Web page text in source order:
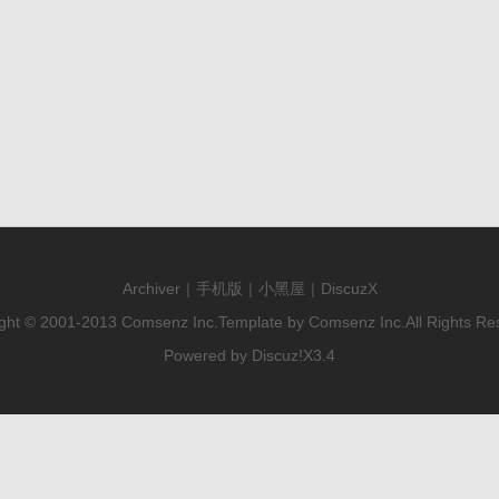
Archiver | 手机版 | 小黑屋 | DiscuzX
© 2001-2013 Comsenz Inc. Template by Comsenz Inc. All Rights
Powered by Discuz!X3.4